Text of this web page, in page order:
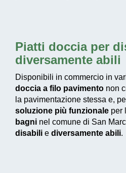
Piatti doccia per
diversamente abili
Disponibili in commercio in
doccia a filo pavimento non
la pavimentazione stessa e,
soluzione più funzionale per
bagni nel comune di San
disabili e diversamente abili.